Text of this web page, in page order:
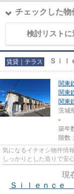
チェックした物
検討リストに
賃貸｜テラス Ｓｉ
関東
関東
関東
茨城
-
築年
階数
気になるイチオシ物件情
しっかりとした造りで安
現
Ｓｉｌｅｎｃｅ